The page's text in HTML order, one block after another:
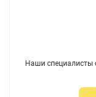
Наши специалисты